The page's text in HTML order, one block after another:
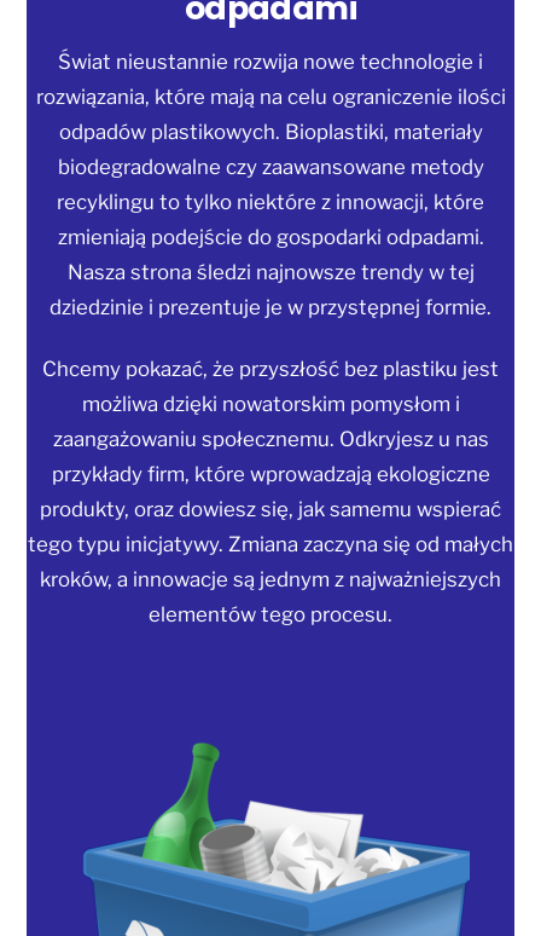
Świat nieustannie rozwija nowe technologie i
rozwiązania, które mają na celu ograniczenie ilości
odpadów plastikowych. Bioplastiki, materiały
biodegradowalne czy zaawansowane metody
recyklingu to tylko niektóre z innowacji, które
zmieniają podejście do gospodarki odpadami.
Nasza strona śledzi najnowsze trendy w tej
dziedzinie i prezentuje je w przystępnej formie.
Chcemy pokazać, że przyszłość bez plastiku jest
możliwa dzięki nowatorskim pomysłom i
zaangażowaniu społecznemu. Odkryjesz u nas
przykłady firm, które wprowadzają ekologiczne
produkty, oraz dowiesz się, jak samemu wspierać
tego typu inicjatywy. Zmiana zaczyna się od małych
kroków, a innowacje są jednym z najważniejszych
elementów tego procesu.